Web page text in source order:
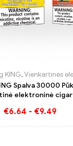
Liuksemburgas ,
, Vienkartinės
,Vienkartinės
KING,Vienkartinės elektroninės cigaretės
Spalva 30000
elektroninė
braškių mango
€6.64 - €9.49